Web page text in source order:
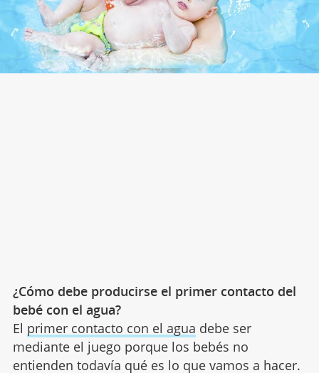
¿Cómo debe producirse el primer contacto del
bebé con el agua?
El primer contacto con el agua debe ser
mediante el juego porque los bebés no
entienden todavía qué es lo que vamos a hacer.